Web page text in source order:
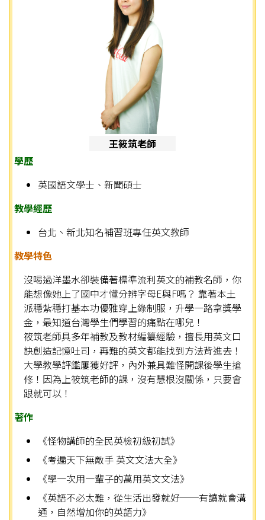
王筱筑老師
學歷
英國語文學士、新聞碩士
教學經歷
台北、新北知名補習班專任英文教師
教學特色
沒喝過洋墨水卻裝備著標準流利英文的補教名師，你
能想像她上了國中才懂分辨字母E與F嗎？ 靠著本土
派穩紮穩打基本功優雅穿上綠制服，升學一路拿獎學
金，最知道台灣學生們學習的痛點在哪兒！
筱筑老師具多年補教及教材編纂經驗，擅長用英文口
訣創造記憶吐司，再難的英文都能找到方法背進去！
大學教學評鑑屢獲好評，內外兼具難怪開課後學生搶
修！因為上筱筑老師的課，沒有慧根沒關係，只要會
跟就可以！
著作
《怪物講師的全民英檢初級初試》
《考遍天下無敵手 英文文法大全》
《學一次用一輩子的萬用英文文法》
《英語不必太難，從生活出發就好──有讀就會溝
通，自然增加你的英語力》